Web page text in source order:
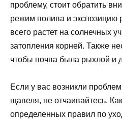
проблему, стоит обратить
режим полива и экспозицию
всего растет на солнечных
затопления корней. Также
чтобы почва была рыхлой и
Если у вас возникли
щавеля, не отчаивайтесь.
определенных правил по